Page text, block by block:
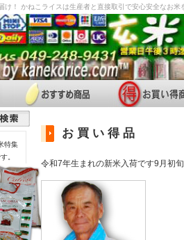
け！ かねこライスは生産者と直接取引で安心安全なお米
特集
。
お 買 い 得 品
令和7年生まれの新米入荷です9月初